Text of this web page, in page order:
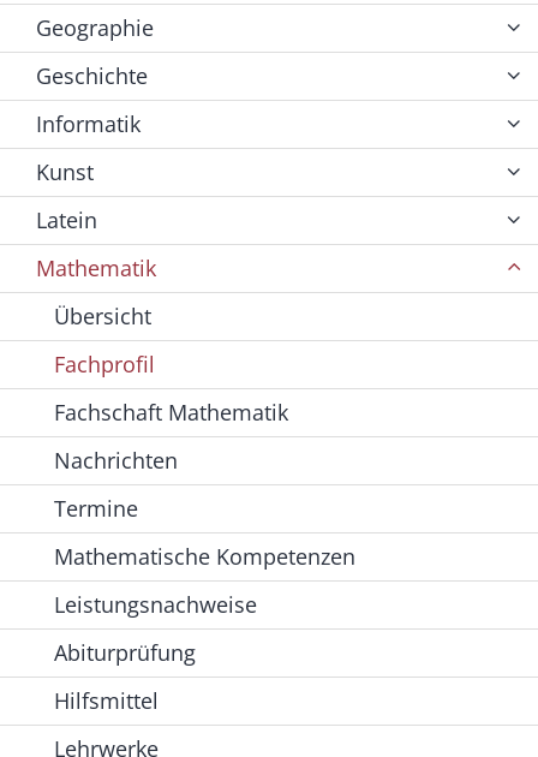
Geographie
Geschichte
Informatik
Kunst
Latein
Mathematik
Übersicht
Fachprofil
Fachschaft Mathematik
Nachrichten
Termine
Mathematische Kompetenzen
Leistungsnachweise
Abiturprüfung
Hilfsmittel
Lehrwerke